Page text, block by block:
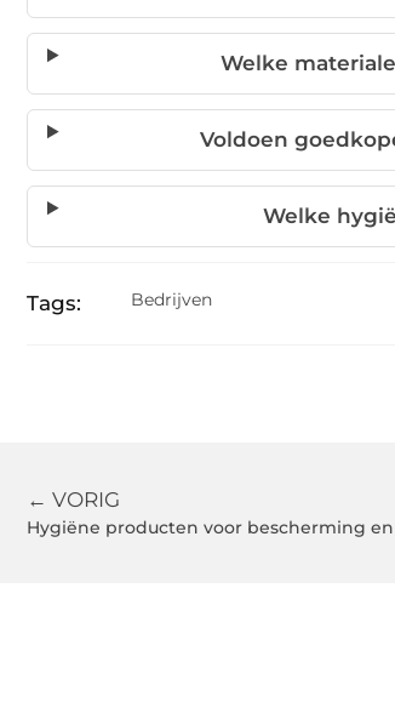
Welke
Voldoen
Welke
Tags: Bedrijven
← VORIG
Hygiëne producten voor bescherming